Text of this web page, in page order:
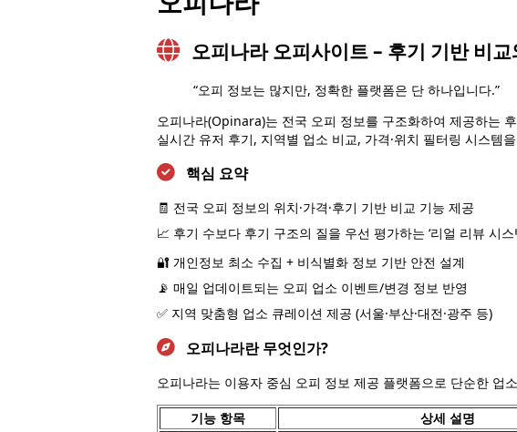
오피나라 오피사이트 – 후기 기반 비
“오피 정보는 많지만, 정확한 플랫폼은 단 하나입니다.”
오피나라(Opinara)는 전국 오피 정보를 구조화하여 제공하는
실시간 유저 후기, 지역별 업소 비교, 가격·위치 필터링 시스템
핵심 요약
🧾 전국 오피 정보의 위치·가격·후기 기반 비교 기능 제공
📈 후기 수보다 후기 구조의 질을 우선 평가하는 ‘리얼 리뷰 시스
🔐 개인정보 최소 수집 + 비식별화 정보 기반 안전 설계
📡 매일 업데이트되는 오피 업소 이벤트/변경 정보 반영
✅ 지역 맞춤형 업소 큐레이션 제공 (서울·부산·대전·광주 등)
오피나라란 무엇인가?
오피나라는 이용자 중심 오피 정보 제공 플랫폼으로 단순한 업
기능 항목
상세 설명